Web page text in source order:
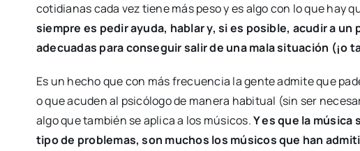
cotidianas cada vez tiene más peso y es algo con lo que hay
siempre es pedir ayuda, hablar y, si es posible, acudir a
adecuadas para conseguir salir de una mala situación (¡o
Es un hecho que con más frecuencia la gente admite que
o que acuden al psicólogo de manera habitual (sin ser
algo que también se aplica a los músicos.Y es que la música
tipo de problemas, son muchos los músicos que han